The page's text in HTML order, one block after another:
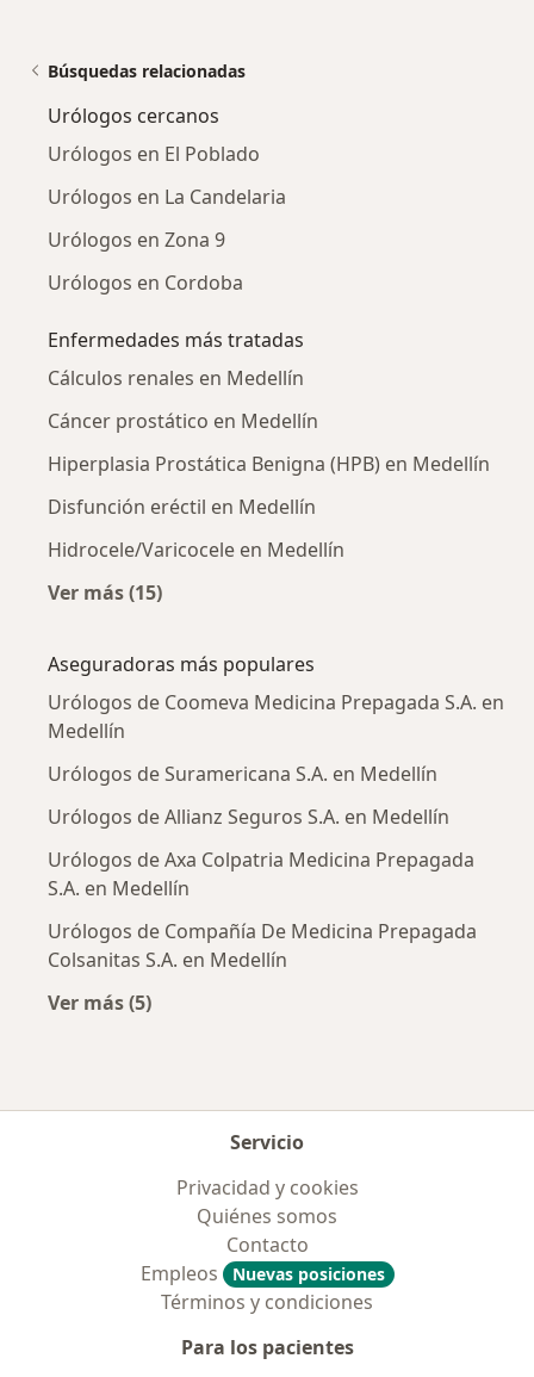
Búsquedas relacionadas
Urólogos cercanos
Urólogos en El Poblado
Urólogos en La Candelaria
Urólogos en Zona 9
Urólogos en Cordoba
Enfermedades más tratadas
Cálculos renales en Medellín
Cáncer prostático en Medellín
Hiperplasia Prostática Benigna (HPB) en Medellín
Disfunción eréctil en Medellín
Hidrocele/Varicocele en Medellín
Ver más (15)
Aseguradoras más populares
Urólogos de Coomeva Medicina Prepagada S.A. en
Medellín
Urólogos de Suramericana S.A. en Medellín
Urólogos de Allianz Seguros S.A. en Medellín
Urólogos de Axa Colpatria Medicina Prepagada
S.A. en Medellín
Urólogos de Compañía De Medicina Prepagada
Colsanitas S.A. en Medellín
Ver más (5)
Servicio
Privacidad y cookies
Quiénes somos
Contacto
Empleos
Nuevas posiciones
Términos y condiciones
Para los pacientes